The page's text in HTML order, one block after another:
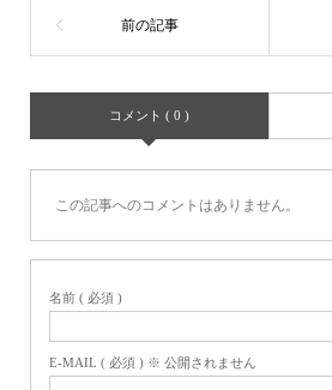
コメント ( 0 )
この記事へのコメントはありません。
名前 ( 必須 )
E-MAIL ( 必須 ) ※ 公開されません